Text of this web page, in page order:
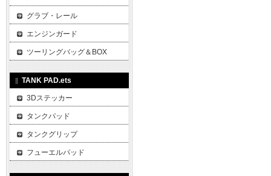
グラブ・レール
エンジンガード
ツーリングバッグ＆BOX
TANK PAD.ets
3Dステッカー
タンクパッド
タンクグリップ
フューエルパッド